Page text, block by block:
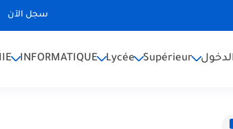
سجل الآن
INFORMATIQUE Lycée Supérieur